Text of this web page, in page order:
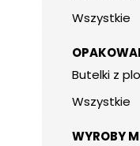
Wszystkie
Butelki z
Wszystkie
WYROBY